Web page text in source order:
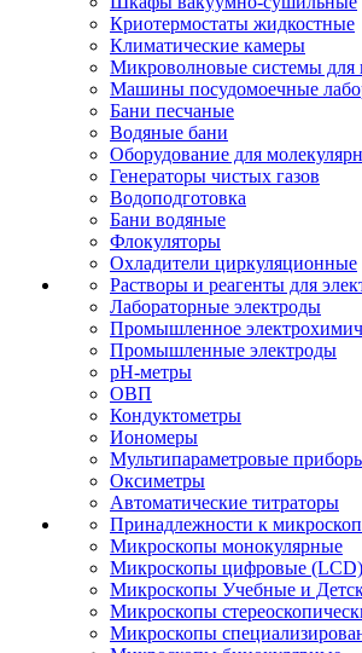
Криотермостаты жидкостные
Климатические камеры
Микроволновые системы для
Машины посудомоечные
Бани песчаные
Водяные бани
Оборудование для
Генераторы чистых газов
Водоподготовка
Бани водяные
Флокуляторы
Охладители циркуляционные
Растворы и реагенты для
Лабораторные электроды
Промышленное
Промышленные электроды
pH-метры
ОВП
Кондуктометры
Иономеры
Мультипараметровые
Оксиметры
Автоматические титраторы
Принадлежности к
Микроскопы монокулярные
Микроскопы цифровые (LCD)
Микроскопы Учебные и
Микроскопы
Микроскопы